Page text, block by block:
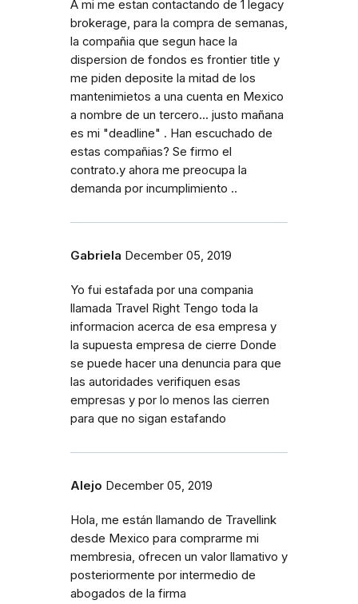
A mi me estan contactando de 1 legacy
brokerage, para la compra de semanas,
la compañia que segun hace la
dispersion de fondos es frontier title y
me piden deposite la mitad de los
mantenimietos a una cuenta en Mexico
a nombre de un tercero... justo mañana
es mi "deadline" . Han escuchado de
estas compañias? Se firmo el
contrato.y ahora me preocupa la
demanda por incumplimiento ..
Gabriela December 05, 2019
Yo fui estafada por una compania
llamada Travel Right Tengo toda la
informacion acerca de esa empresa y
la supuesta empresa de cierre Donde
se puede hacer una denuncia para que
las autoridades verifiquen esas
empresas y por lo menos las cierren
para que no sigan estafando
Alejo December 05, 2019
Hola, me están llamando de Travellink
desde Mexico para comprarme mi
membresia, ofrecen un valor llamativo y
posteriormente por intermedio de
abogados de la firma